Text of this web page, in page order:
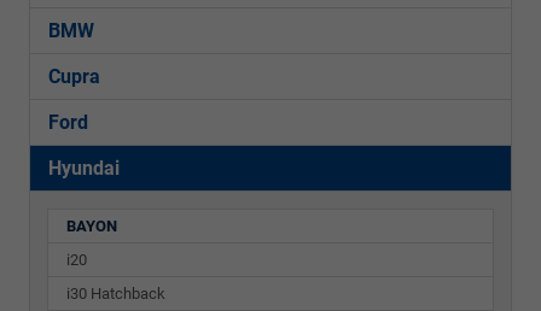
BMW
Cupra
Ford
Hyundai
BAYON
i20
i30 Hatchback